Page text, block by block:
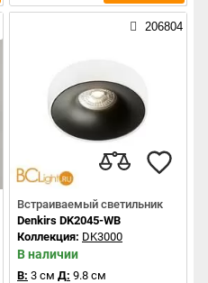
206804
Встраиваемый светильник
Denkirs DK2045-WB
Коллекция: DK3000
В наличии
В: 3 см Д: 9.8 см